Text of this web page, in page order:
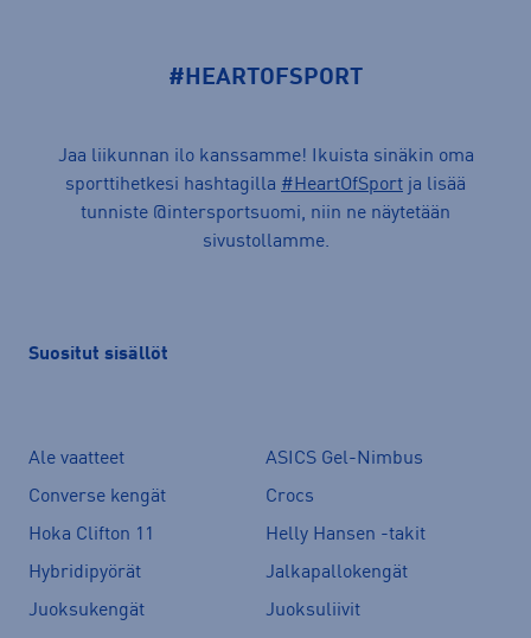
#HEARTOFSPORT
Jaa liikunnan ilo kanssamme! Ikuista sinäkin oma
sporttihetkesi hashtagilla #HeartOfSport ja lisää
tunniste @intersportsuomi, niin ne näytetään
sivustollamme.
Suositut sisällöt
Ale vaatteet
ASICS Gel-Nimbus
Converse kengät
Crocs
Hoka Clifton 11
Helly Hansen -takit
Hybridipyörät
Jalkapallokengät
Juoksukengät
Juoksuliivit